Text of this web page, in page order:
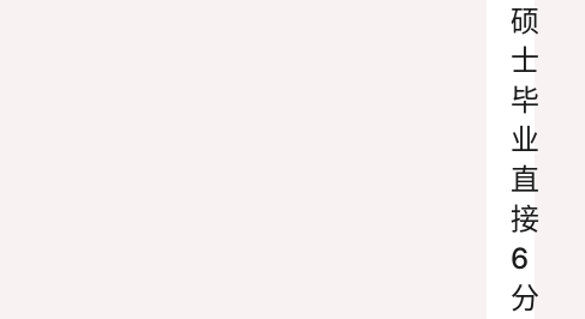
硕
士
毕
业
直
接
6
分